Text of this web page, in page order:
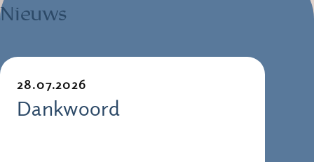
Nieuws
28.07.2026
Dankwoord